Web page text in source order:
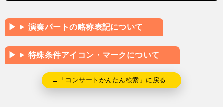
演奏パートの略称表記について
特殊条件アイコン・マークについて
←「コンサートかんたん検索」に戻る